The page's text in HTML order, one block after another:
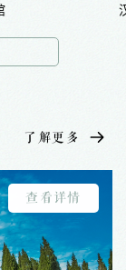
汉魏洛阳
了解更多
查看详情
查看详情
查看详情
查看详情
查看详情
查看详情